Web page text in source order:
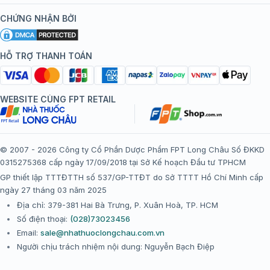
tràng, bàng quang.
Chẩn đoán hình ảnh (CT Scan, PET Scan, MRI, X-
quang):Các kỹ thuật chẩn đoán hình ảnh này
giúp xác định vị trí, kích thước và phạm vi lan
rộng của khối u, từ đó hỗ trợ bác sĩ đánh giá
chính xác giai đoạn bệnh và lên kế hoạch điều trị
hiệu quả.
Việc kết hợp các phương pháp chẩn đoán trên giúp
từ đó xây dựng phác đồ điều trị phù hợp, tăng cơ hội
hồi phục và giảm thiểu biến chứng cho bệnh nhân.
Chính sách nội dung
Chính sách bảo mật
Chính sách bảo mật dữ liệu cá nhân
Chính sách thanh toán
Chính sách đổi trả gói, mũi tiêm tại trung tâm tiêm chủng
FPT Long Châu
Thể lệ chương trình “Tích điểm nhận đặc quyền”
Đội ngũ bác sĩ, chuyên gia
Hệ thống trung tâm tiêm chủng
Khuyến mãi
Tôi nên tiêm gì?
Tiêm chủng đi nước ngoài
CHỨNG NHẬN BỞI
HỖ TRỢ THANH TOÁN
WEBSITE CÙNG FPT RETAIL
© 2007 - 2026 Công ty Cổ Phần Dược Phẩm FPT Long Châu Số ĐKKD
0315275368 cấp ngày 17/09/2018 tại Sở Kế hoạch Đầu tư TPHCM
GP thiết lập TTTĐTTH số 537/GP-TTĐT do Sở TTTT Hồ Chí Minh cấp
ngày 27 tháng 03 năm 2025
Địa chỉ: 379-381 Hai Bà Trưng, P. Xuân Hoà, TP. HCM
Số điện thoại: (028)73023456
Email: sale@nhathuoclongchau.com.vn
Người chịu trách nhiệm nội dung: Nguyễn Bạch Điệp